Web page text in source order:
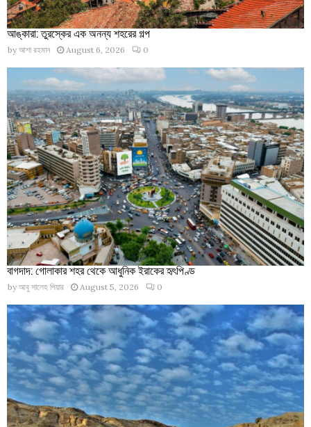
আঙ্কারা: তুরস্কের এক অনন্য শহরের গল্প
by আশা রহমান August 6, 2026 0
বাগদাদ: গোলাকার শহর থেকে আধুনিক ইরাকের হৃৎপিণ্ড
by আবু সালেহ পিয়ার August 5, 2026 0